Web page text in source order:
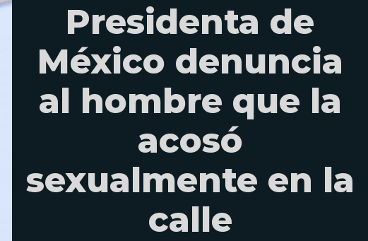
Presidenta de
México denuncia
al hombre que la
acosó
sexualmente en la
calle